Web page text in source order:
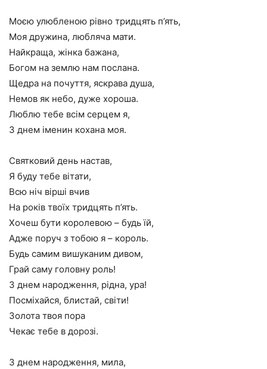
Моєю улюбленою рівно тридцять п’ять,
Моя дружина, любляча мати.
Найкраща, жінка бажана,
Богом на землю нам послана.
Щедра на почуття, яскрава душа,
Немов як небо, дуже хороша.
Люблю тебе всім серцем я,
З днем іменин кохана моя.
Святковий день настав,
Я буду тебе вітати,
Всю ніч вірші вчив
На років твоїх тридцять п’ять.
Хочеш бути королевою – будь їй,
Адже поруч з тобою я – король.
Будь самим вишуканим дивом,
Грай саму головну роль!
З днем народження, рідна, ура!
Посміхайся, блистай, світи!
Золота твоя пора
Чекає тебе в дорозі.
З днем народження, мила,